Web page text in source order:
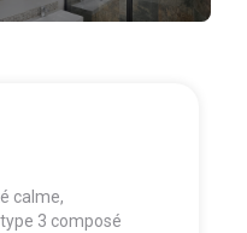
calme,
3 composé